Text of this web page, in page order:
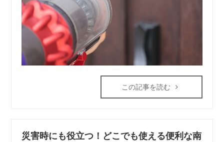
この記事を読む
災害時にも役立つ！どこでも使える便利な南